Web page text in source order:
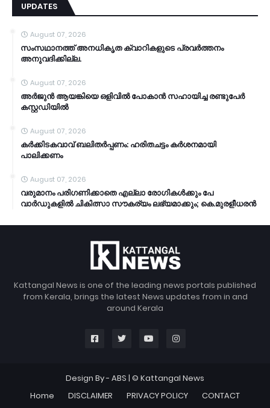
UPDATES
August 07, 2026
സംസഥാനത്ത് അനധികൃത ക്വാറികളുടെ പ്രവര്‍ത്തനം
അനുവദിക്കില്ല.
August 07, 2026
അര്‍ജുന്‍ ആയങ്കിയെ ഒളിവില്‍ പോകാന്‍ സഹായിച്ച രണ്ടുപേര്‍
കസ്റ്റഡിയിൽ
August 07, 2026
കര്‍ക്കിടകവാവ് ബലിതര്‍പ്പണം: ഹരിതചട്ടം കര്‍ശനമായി
പാലിക്കണം
August 07, 2026
വരുമാനം പരിഗണിക്കാതെ എല്ലാ രോഗികൾക്കും പേ
വാർഡുകളിൽ ചികിത്സാ സൗകര്യം ലഭ്യമാക്കും; കെ.മുരളീധരൻ
Kattangal News is one of the leading news portals published
from Kerala, brings the latest News updates from in and
around Kerala
Design By - ABS | © Kattangal News
Home
DISCLAIMER PRIVACY POLICY CONTACT